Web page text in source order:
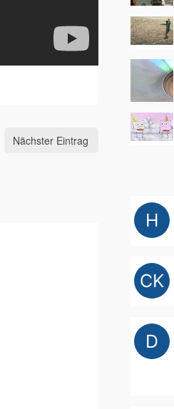
Nächster Eintrag